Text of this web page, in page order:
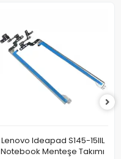
Lenovo Ideapad S145-15IIL
Notebook Menteşe Takımı